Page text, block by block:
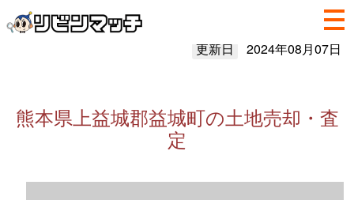
更新日 2024年08月07日
熊本県上益城郡益城町の土地売却・査
定